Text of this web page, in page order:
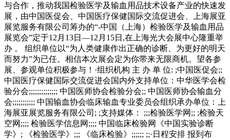
与合作，推动我国检验医学及输血用品技术设备产业的快速发
展，由中国医促会、中国医疗保健国际交流促进会、上海展亚
展览服务有限公司筹办的“-中国（上海）检验医学及输血用品
展览会”定于12月13日—12月15日,在上海光大会展中心隆重举
办 。 组织单位以“为人类健康作出正确的诊断、为更好的明天
而努力”为已任。相信本次展会定为你带来无限商机。望各参
展、参观单位积极参与！·组织机构 主 办 单 位: ;中国医促会;;
中国医疗保健国际交流促进会国内外支持单位：中华医学会检
验分会;;;;;;;;;;;;;; 中国医师协会检验分会;; 中国医师协会输血分
会;;;;;;;;;;; 中国输血协会临床输血专业委员会组织承办单位：上
海展亚展览服务有限公司; ;支持媒体： ;;;检验医学网;; ;检验天
空网;;;; 检验医学信息网;;;; 中国临床检验网《中国实验诊断
学》; 《检验医学》;;; 《临床检验》;;;;;; ;;·日程安排 报到布